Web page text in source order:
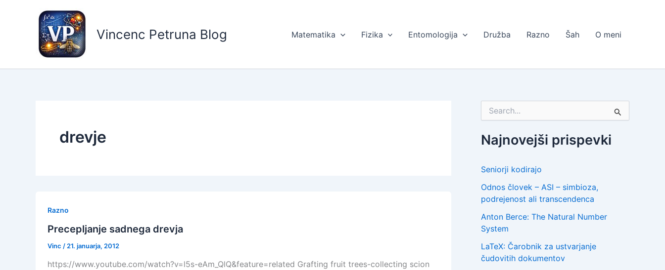
Vincenc Petruna Blog Matematika Fizika Entomologija Družba Razno Šah O meni
drevje
Razno
Precepljanje sadnega drevja
Vinc / 21. januarja, 2012
https://www.youtube.com/watch?v=l5s-eAm_QlQ&feature=related Grafting fruit trees-collecting scion
r
c
o
r
Najnovejši prispevki
Seniorji kodirajo
Odnos človek – ASI – simbioza,
podrejenost ali transcendenca
Anton Berce: The Natural Number
System
LaTeX: Čarobnik za ustvarjanje
čudovitih dokumentov